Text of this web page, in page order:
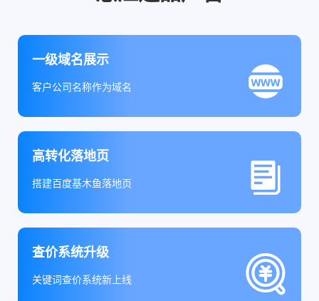
一级域名展示
客户公司名称作为域名
高转化落地页
搭建百度基木鱼落地页
查价系统升级
关键词查价系统新上线